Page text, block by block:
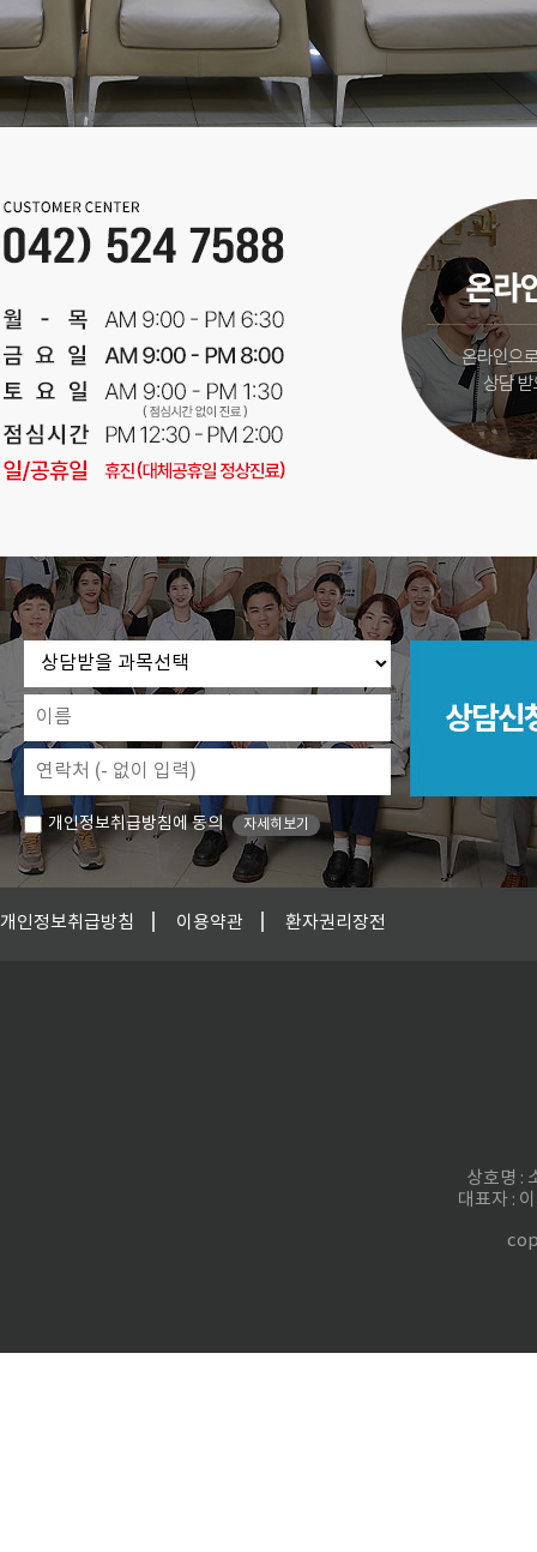
개인정보취급방침에 동의 자세히보기
개인정보취급방침 이용약관 환자권리장전
상호명 :
대표자 :